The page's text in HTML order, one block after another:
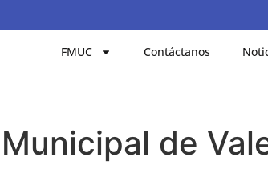
FMUC Contáctanos
de